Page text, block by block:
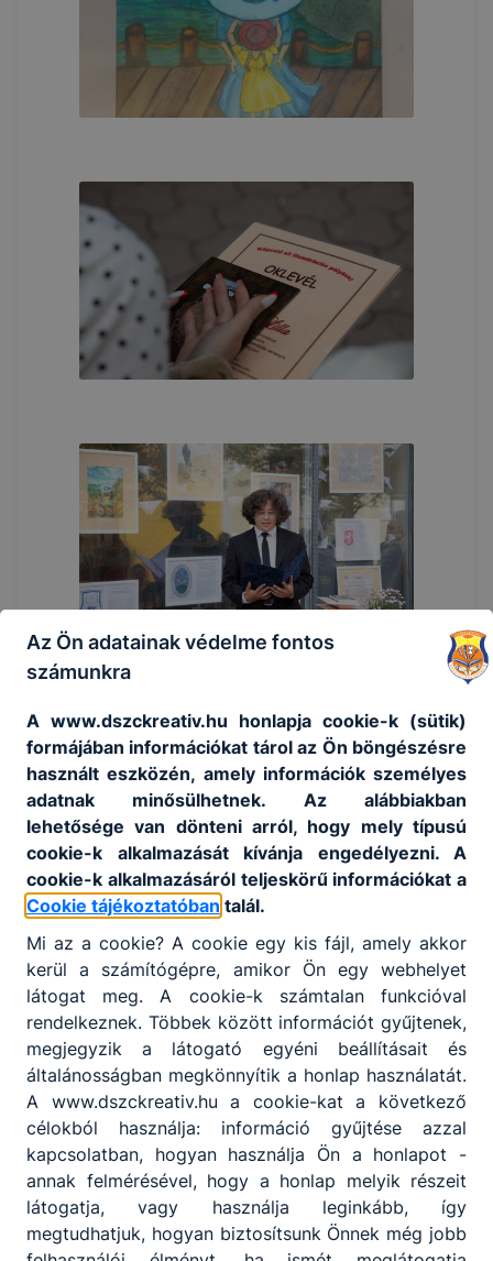
Az Ön adatainak védelme fontos
számunkra
A www.dszckreativ.hu honlapja cookie-k (sütik)
formájában információkat tárol az Ön böngészésre
használt eszközén, amely információk személyes
adatnak minősülhetnek. Az alábbiakban
lehetősége van dönteni arról, hogy mely típusú
cookie-k alkalmazását kívánja engedélyezni. A
cookie-k alkalmazásáról teljeskörű információkat a
Cookie tájékoztatóban talál.
Mi az a cookie? A cookie egy kis fájl, amely akkor
kerül a számítógépre, amikor Ön egy webhelyet
látogat meg. A cookie-k számtalan funkcióval
rendelkeznek. Többek között információt gyűjtenek,
megjegyzik a látogató egyéni beállításait és
általánosságban megkönnyítik a honlap használatát.
A www.dszckreativ.hu a cookie-kat a következő
célokból használja: információ gyűjtése azzal
kapcsolatban, hogyan használja Ön a honlapot -
annak felmérésével, hogy a honlap melyik részeit
látogatja, vagy használja leginkább, így
megtudhatjuk, hogyan biztosítsunk Önnek még jobb